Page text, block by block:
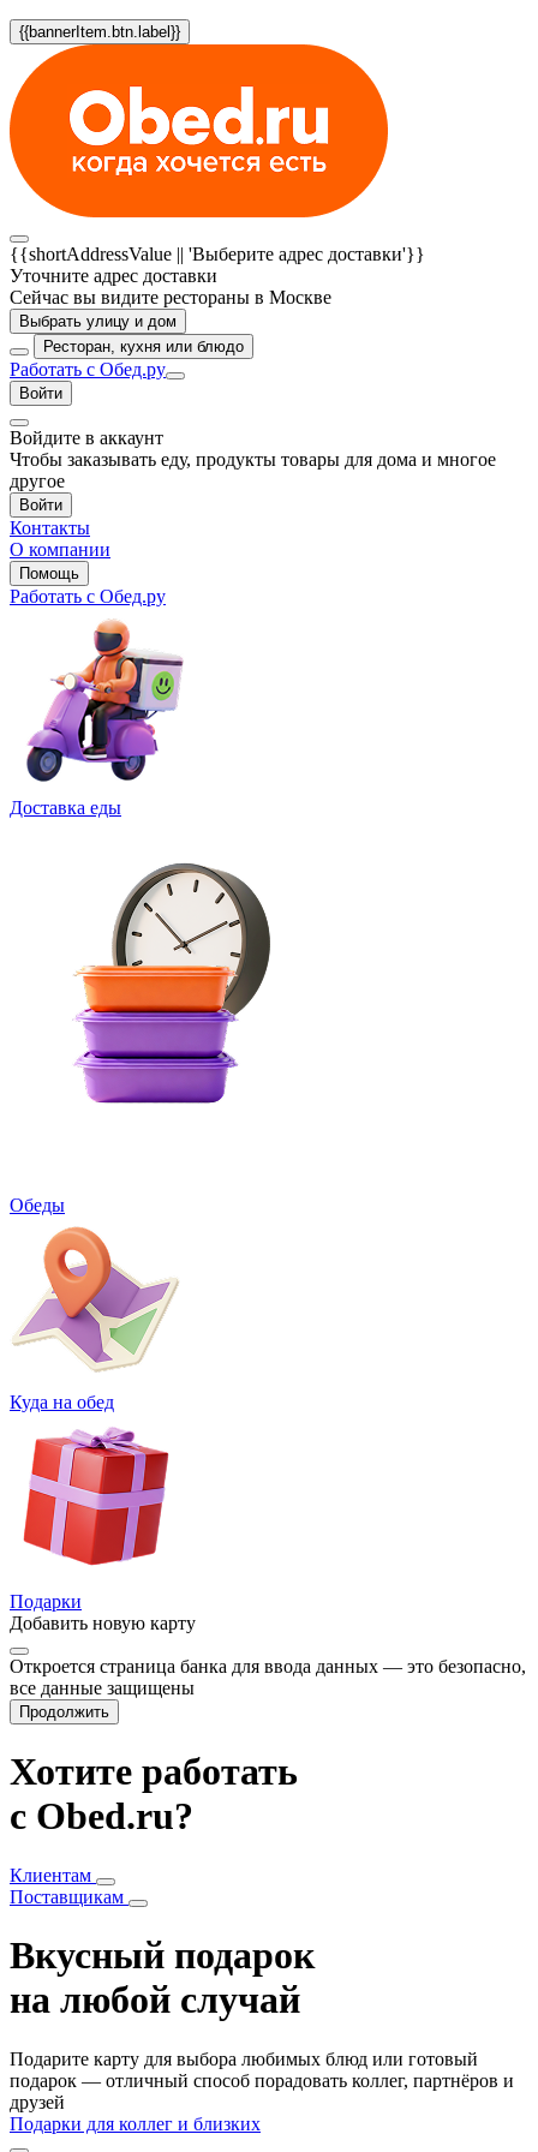
{{bannerItem.btn.label}}
{{shortAddressValue || 'Выберите адрес доставки'}}
Уточните адрес доставки
Сейчас вы видите рестораны в Москве
Выбрать улицу и дом
Ресторан, кухня или блюдо
Работать с Обед.ру
Войти
Войдите в аккаунт
Чтобы заказывать еду, продукты товары для дома и многое
другое
Войти
Контакты
О компании
Помощь
Работать с Обед.ру
Доставка еды
Обеды
Куда на обед
Подарки
Добавить новую карту
Откроется страница банка для ввода данных — это безопасно,
все данные защищены
Продолжить
Хотите работать
с Obed.ru?
Клиентам
Поставщикам
Вкусный подарок
на любой случай
Подарите карту для выбора любимых блюд или готовый
подарок — отличный способ порадовать коллег, партнёров и
друзей
Подарки для коллег и близких